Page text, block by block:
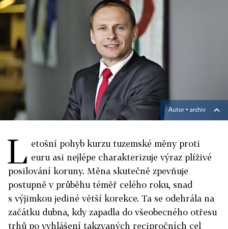
Autor ▪ archiv
L etošní pohyb kurzu tuzemské měny proti
euru asi nejlépe charakterizuje výraz plíživé
posilování koruny. Měna skutečně zpevňuje
postupně v průběhu téměř celého roku, snad
s výjimkou jediné větší korekce. Ta se odehrála na
začátku dubna, kdy zapadla do všeobecného otřesu
trhů po vyhlášení takzvaných recipročních cel